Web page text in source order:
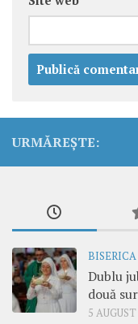
URMĂREȘTE:
Dublu
două
5